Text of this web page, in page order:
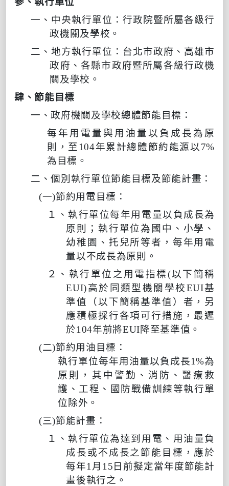
一、中央執行單位：行政院暨所屬各級行
政機關及學校。
二、地方執行單位：台北市政府、高雄市
政府、各縣市政府暨所屬各級行政機
關及學校。
肆、節能目標
一、政府機關及學校總體節能目標：
每年用電量與用油量以負成長為原
則，至104年累計總體節約能源以 7%
為目標。
二、個別執行單位節能目標及節能計畫：
(一)節約用電目標：
１、執行單位每年用電量以負成長為
原則；執行單位為 國中、小學、
幼稚園、托兒所等者， 每年用電
量以不成長為原則。
２、執行單位之用電指標(以下簡稱
EUI)高於同類型機關學校EUI基
準值（以下簡稱基準值）者，另
應積極採行各項可行措施，最遲
於104年前將EUI降至基準值。
(二)節約用油目標：
執行單位每年用油量以負成長1%為
原則，其中警勤、消防、醫療救
護、工程、國防戰備訓練等執行單
位除外。
(三)節能計畫：
１、執行單位為達到用電、用油量負
成長或不成長之節能目標，應於
每年1 月 15日前擬定當年度節能計
畫後執行之。